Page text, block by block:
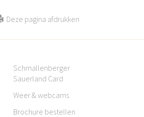
Deze pagina afdrukken
Schmallenberger
Sauerland Card
Weer & webcams
Brochure bestellen